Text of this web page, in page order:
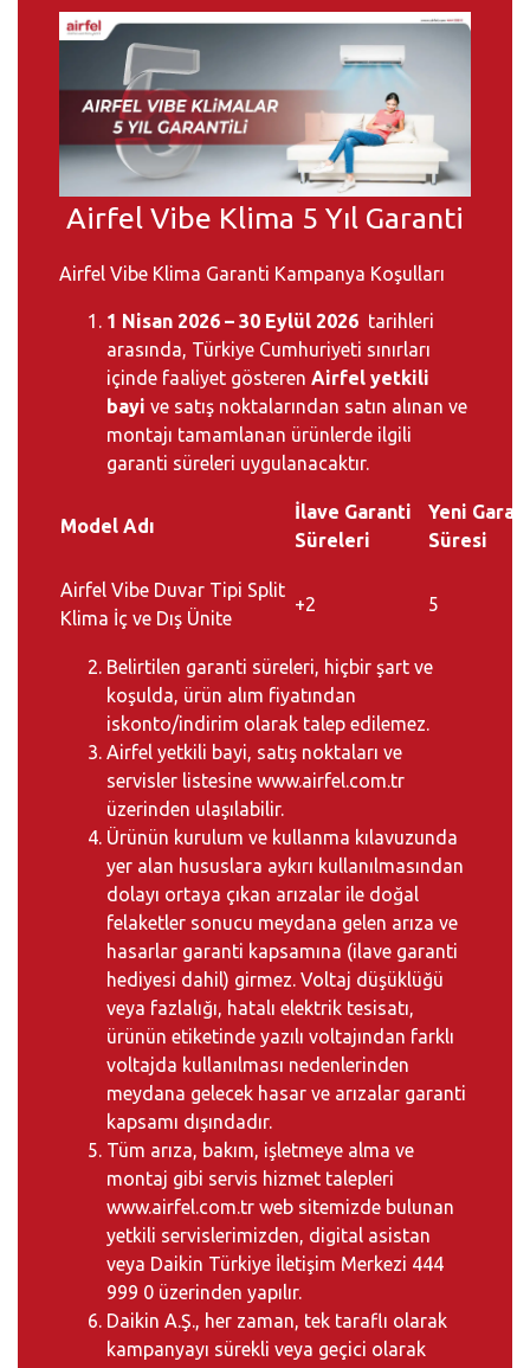
Airfel Vibe Klima 5 Yıl Garanti
Airfel Vibe Klima Garanti Kampanya Koşulları
1 Nisan 2026 – 30 Eylül 2026 tarihleri
arasında, Türkiye Cumhuriyeti sınırları
içinde faaliyet gösteren Airfel yetkili
bayi ve satış noktalarından satın alınan ve
montajı tamamlanan ürünlerde ilgili
garanti süreleri uygulanacaktır.
Model Adı
İlave Garanti
Süreleri
Yeni
Süresi
Airfel Vibe Duvar Tipi Split
Klima İç ve Dış Ünite
+2 5
Belirtilen garanti süreleri, hiçbir şart ve
koşulda, ürün alım fiyatından
iskonto/indirim olarak talep edilemez.
Airfel yetkili bayi, satış noktaları ve
servisler listesine www.airfel.com.tr
üzerinden ulaşılabilir.
Ürünün kurulum ve kullanma kılavuzunda
yer alan hususlara aykırı kullanılmasından
dolayı ortaya çıkan arızalar ile doğal
felaketler sonucu meydana gelen arıza ve
hasarlar garanti kapsamına (ilave garanti
hediyesi dahil) girmez. Voltaj düşüklüğü
veya fazlalığı, hatalı elektrik tesisatı,
ürünün etiketinde yazılı voltajından farklı
voltajda kullanılması nedenlerinden
meydana gelecek hasar ve arızalar garanti
kapsamı dışındadır.
Tüm arıza, bakım, işletmeye alma ve
montaj gibi servis hizmet talepleri
www.airfel.com.tr web sitemizde bulunan
yetkili servislerimizden, digital asistan
veya Daikin Türkiye İletişim Merkezi 444
999 0 üzerinden yapılır.
Daikin A.Ş., her zaman, tek taraflı olarak
kampanyayı sürekli veya geçici olarak